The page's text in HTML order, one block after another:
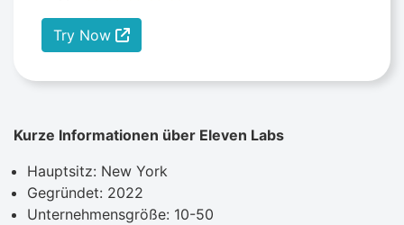
Try Now
Kurze Informationen über Eleven Labs
Hauptsitz: New York
Gegründet: 2022
Unternehmensgröße: 10-50